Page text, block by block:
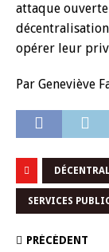
attaque
opérer leur
Par Geneviève
SERVICES
PRÉCÉDENT